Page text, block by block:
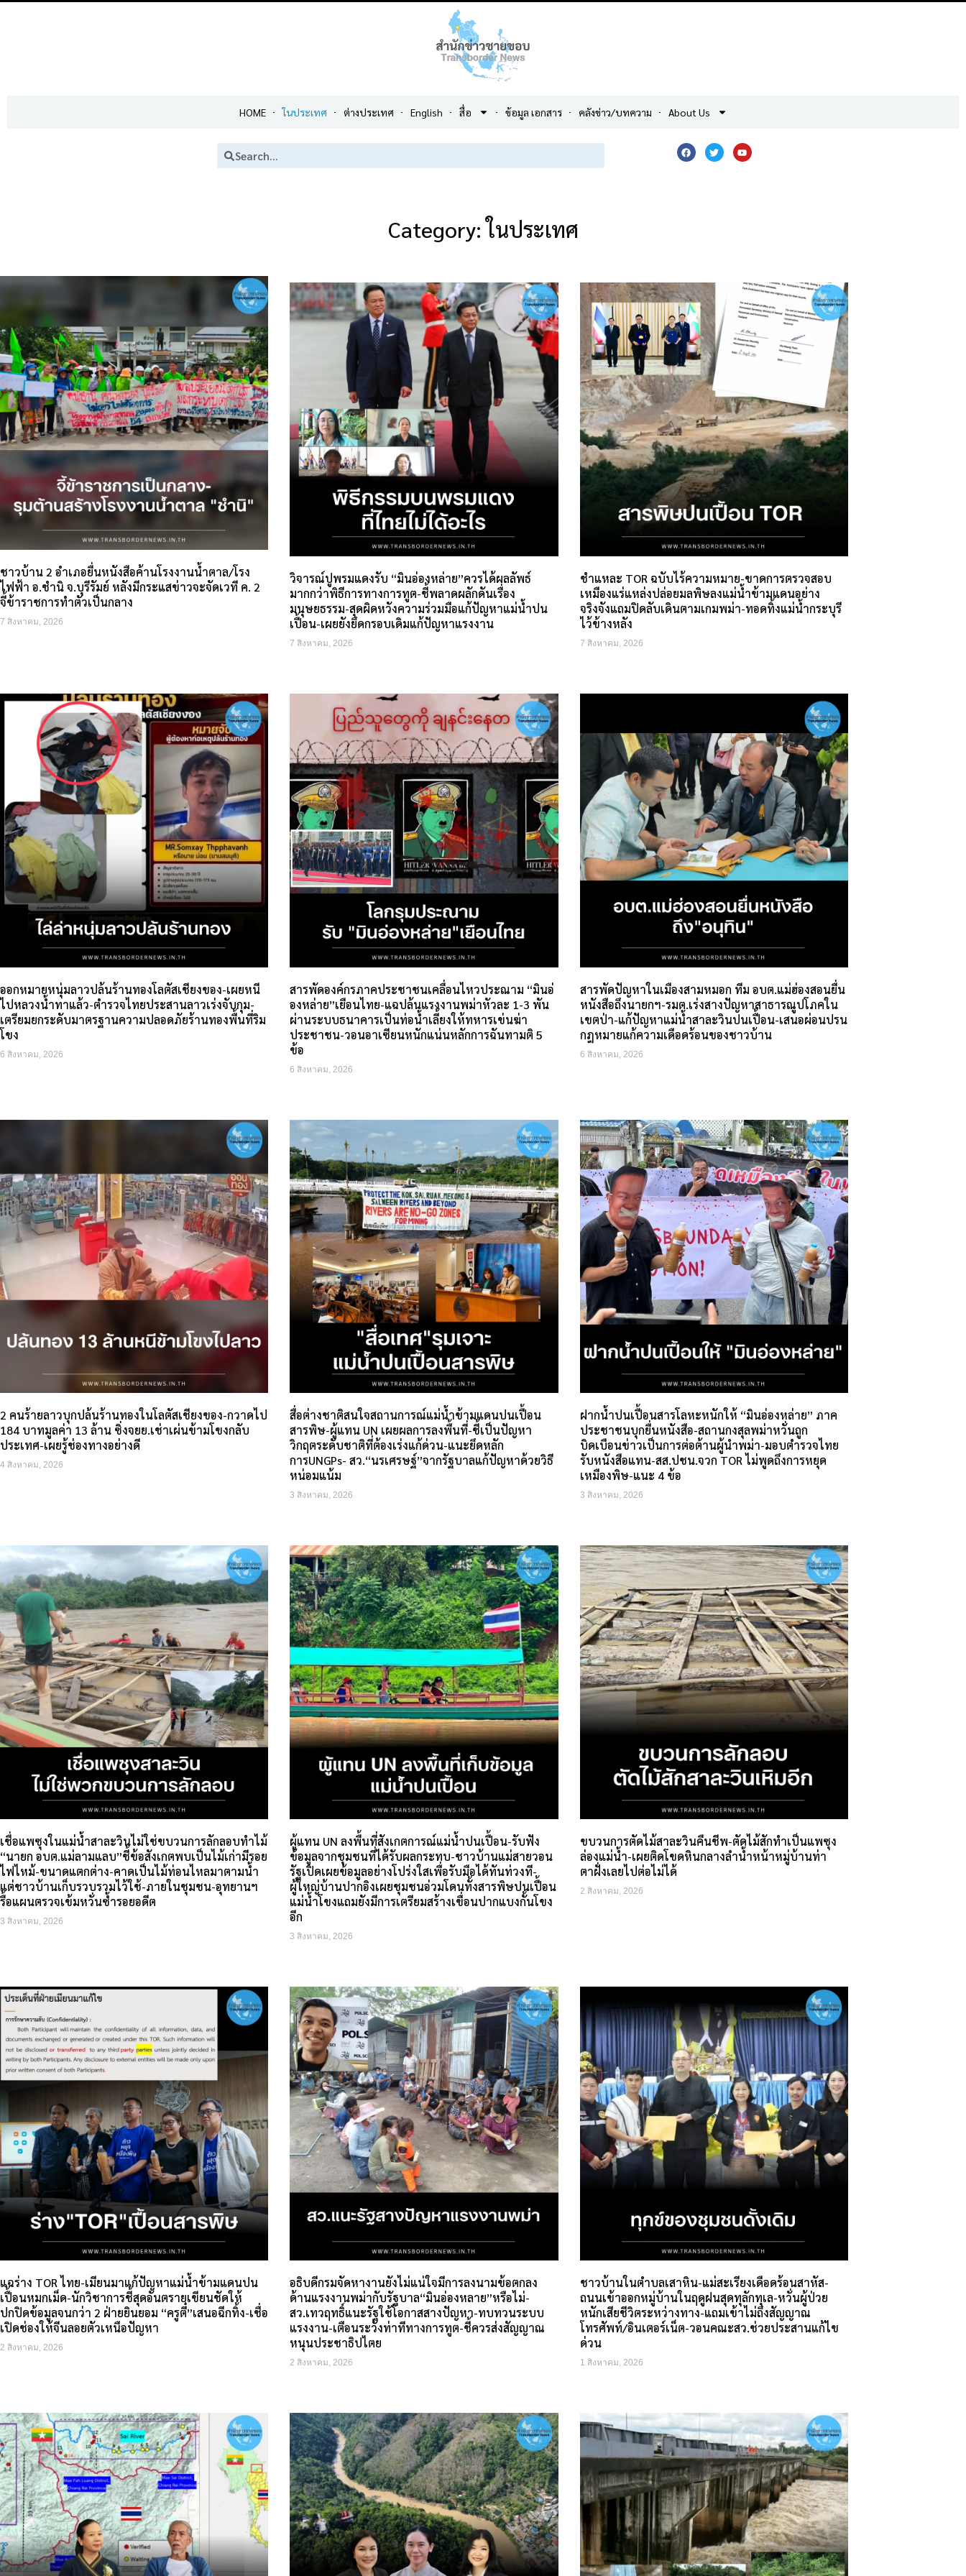
HOME ในประเทศ ต่างประเทศ English สื่อ ข้อมูล เอกสาร คลังข่าว/บทความ About Us
Category: ในประเทศ
ชาวบ้าน 2 อำเภอยื่นหนังสือค้านโรงงานน้ำตาล/โรง
ไฟฟ้า อ.ชำนิ จ.บุรีรัมย์ หลังมีกระแสข่าวจะจัดเวที ค. 2
จี้ข้าราชการทำตัวเป็นกลาง
7 สิงหาคม, 2026
วิจารณ์ปูพรมแดงรับ “มินอ่องหล่าย”ควรได้ผลลัพธ์
มากกว่าพิธีการทางการทูต-ชี้พลาดผลักดันเรื่อง
มนุษยธรรม-สุดผิดหวังความร่วมมือแก้ปัญหาแม่น้ำปน
เปื้อน-เผยยังยึดกรอบเดิมแก้ปัญหาแรงงาน
7 สิงหาคม, 2026
ชำแหละ TOR ฉบับไร้ความหมาย-ขาดการตรวจสอบ
เหมืองแร่แหล่งปล่อยมลพิษลงแม่น้ำข้ามแดนอย่าง
จริงจังแถมปิดลับเดินตามเกมพม่า-ทอดทิ้งแม่น้ำกระบุรี
ไว้ข้างหลัง
7 สิงหาคม, 2026
ออกหมายหนุ่มลาวปล้นร้านทองโลตัสเชียงของ-เผยหนี
ไปหลวงน้ำทาแล้ว-ตำรวจไทยประสานลาวเร่งจับกุม-
เตรียมยกระดับมาตรฐานความปลอดภัยร้านทองพื้นที่ริม
โขง
6 สิงหาคม, 2026
สารพัดองค์กรภาคประชาชนเคลื่อนไหวประณาม “มินอ่
องหล่าย”เยือนไทย-แฉปล้นแรงงานพม่าหัวละ 1-3 พัน
ผ่านระบบธนาคารเป็นท่อน้ำเลี้ยงให้ทหารเข่นฆ่า
ประชาชน-วอนอาเซียนหนักแน่นหลักการฉันทามติ 5
ข้อ
6 สิงหาคม, 2026
สารพัดปัญหาในเมืองสามหมอก ทีม อบต.แม่ฮ่องสอนยื่น
หนังสือถึงนายกฯ-รมต.เร่งสางปัญหาสาธารณูปโภคใน
เขตป่า-แก้ปัญหาแม่น้ำสาละวินปนเปื้อน-เสนอผ่อนปรน
กฎหมายแก้ความเดือดร้อนของชาวบ้าน
6 สิงหาคม, 2026
2 คนร้ายลาวบุกปล้นร้านทองในโลตัสเชียงของ-กวาดไป
184 บาทมูลค่า 13 ล้าน ซิ่งจยย.เช่าเผ่นข้ามโขงกลับ
ประเทศ-เผยรู้ช่องทางอย่างดี
4 สิงหาคม, 2026
สื่อต่างชาติสนใจสถานการณ์แม่น้ำข้ามแดนปนเปื้อน
สารพิษ-ผู้แทน UN เผยผลการลงพื้นที่-ชี้เป็นปัญหา
วิกฤตระดับชาติที่ต้องเร่งแก้ด่วน-แนะยึดหลัก
การUNGPs- สว.“นรเศรษฐ์”จากรัฐบาลแก้ปัญหาด้วยวิธี
หน่อมแน้ม
3 สิงหาคม, 2026
ฝากน้ำปนเปื้อนสารโลหะหนักให้ “มินอ่องหล่าย” ภาค
ประชาชนบุกยื่นหนังสือ-สถานกงสุลพม่าหวั่นถูก
บิดเบือนข่าวเป็นการต่อต้านผู้นำพม่า-มอบตำรวจไทย
รับหนังสือแทน-สส.ปชน.จวก TOR ไม่พูดถึงการหยุด
เหมืองพิษ-แนะ 4 ข้อ
3 สิงหาคม, 2026
เชื่อแพซุงในแม่น้ำสาละวินไม่ใช่ขบวนการลักลอบทำไม้
“นายก อบต.แม่ลามแลบ”ชี้ข้อสังเกตพบเป็นไม้เก่ามีรอย
ไฟไหม้-ขนาดแตกต่าง-คาดเป็นไม้ท่อนไหลมาตามน้ำ
แต่ชาวบ้านเก็บรวบรวมไว้ใช้-ภายในชุมชน-อุทยานฯ
รื้อแผนตรวจเข้มหวั่นซ้ำรอยอดีต
3 สิงหาคม, 2026
ผู้แทน UN ลงพื้นที่สังเกตการณ์แม่น้ำปนเปื้อน-รับฟัง
ข้อมูลจากชุมชนที่ได้รับผลกระทบ-ชาวบ้านแม่สายวอน
รัฐเปิดเผยข้อมูลอย่างโปร่งใสเพื่อรับมือได้ทันท่วงที-
ผู้ใหญ่บ้านปากอิงเผยชุมชนอ่วมโดนทั้งสารพิษปนเปื้อน
แม่น้ำโขงแถมยังมีการเตรียมสร้างเขื่อนปากแบงกั้นโขง
อีก
3 สิงหาคม, 2026
ขบวนการตัดไม้สาละวินคืนชีพ-ตัดไม้สักทำเป็นแพซุง
ล่องแม่น้ำ-เผยติดโขดหินกลางลำน้ำหน้าหมู่บ้านท่า
ตาฝั่งเลยไปต่อไม่ได้
2 สิงหาคม, 2026
แฉร่าง TOR ไทย-เมียนมาแก้ปัญหาแม่น้ำข้ามแดนปน
เปื้อนหมกเม็ด-นักวิชาการชี้สุดอันตรายเขียนชัดให้
ปกปิดข้อมูลจนกว่า 2 ฝ่ายยินยอม “ครูตี๋”เสนอฉีกทิ้ง-เชื่อ
เปิดช่องให้จีนลอยตัวเหนือปัญหา
2 สิงหาคม, 2026
อธิบดีกรมจัดหางานยังไม่แน่ใจมีการลงนามข้อตกลง
ด้านแรงงานพม่ากับรัฐบาล“มินอ่องหลาย”หรือไม่-
สว.เทวฤทธิ์แนะรัฐใช้โอกาสสางปัญหา-ทบทวนระบบ
แรงงาน-เตือนระวังท่าทีทางการทูต-ชี้ควรส่งสัญญาณ
หนุนประชาธิปไตย
2 สิงหาคม, 2026
ชาวบ้านในตำบลเสาหิน-แม่สะเรียงเดือดร้อนสาหัส-
ถนนเข้าออกหมู่บ้านในฤดูฝนสุดทุลักทุเล-หวั่นผู้ป่วย
หนักเสียชีวิตระหว่างทาง-แถมเข้าไม่ถึงสัญญาณ
โทรศัพท์/อินเตอร์เน็ต-วอนคณะสว.ช่วยประสานแก้ไข
ด่วน
1 สิงหาคม, 2026